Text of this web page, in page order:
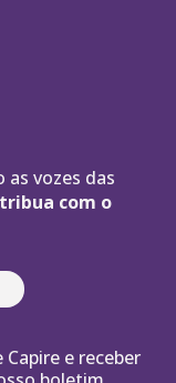
vozes das
com o
e receber